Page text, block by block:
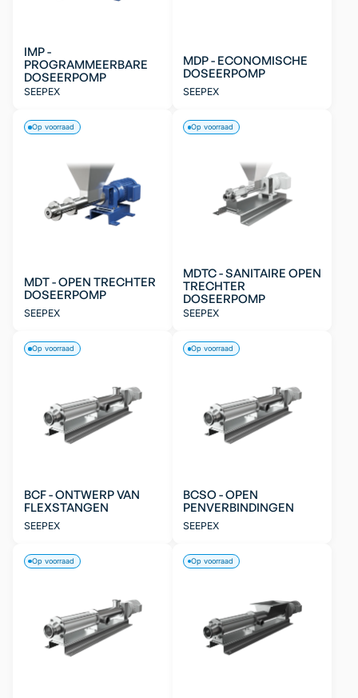
IMP -
PROGRAMMEERBARE
DOSEERPOMP
SEEPEX
MDP - ECONOMISCHE
DOSEERPOMP
SEEPEX
MDT - OPEN TRECHTER
DOSEERPOMP
SEEPEX
Op voorraad
MDTC - SANITAIRE OPEN
TRECHTER
DOSEERPOMP
SEEPEX
Op voorraad
BCF - ONTWERP VAN
FLEXSTANGEN
SEEPEX
Op voorraad
BCSO - OPEN
PENVERBINDINGEN
SEEPEX
Op voorraad
Op voorraad Op voorraad